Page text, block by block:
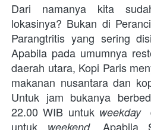
Dari namanya kita
lokasinya? Bukan di
Parangtritis yang sering
Apabila pada umumnya
daerah utara, Kopi Paris
makanan nusantara dan
Untuk jam bukanya
22.00 WIB untuk weekday
untuk weekend. Apabila